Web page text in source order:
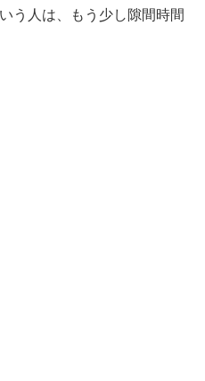
う人は、もう少し隙間時間